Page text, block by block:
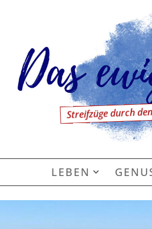
Streifzüge durch
LEBEN